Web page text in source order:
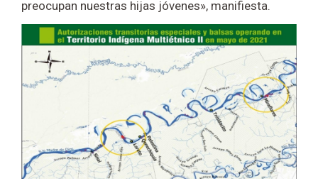
preocupan nuestras hijas jóvenes», manifiesta.